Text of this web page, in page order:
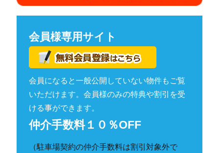
会員様専用サイト
会員になると一般公開していない物件もご覧
いただけます。会員様のみの特典や割引を受
ける事ができます。
仲介手数料１０％OFF
（駐車場契約の仲介手数料は割引対象外で